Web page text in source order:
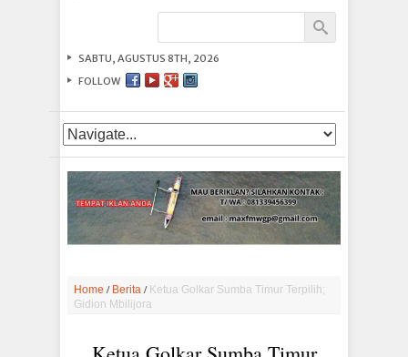
SABTU, AGUSTUS 8TH, 2026
FOLLOW
Home / Berita / Ketua Golkar Sumba Timur Terpilih;
Gidion Mbilijora